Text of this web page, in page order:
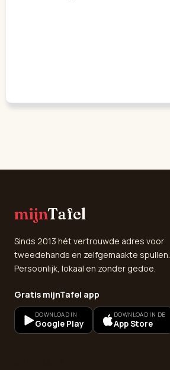
mijnTafel
Sinds 2013 hét vertrouwde adres voor
tweedehands en zelfgemaakte spullen.
Persoonlijk, lokaal en zonder gedoe.
Gratis mijnTafel app
DOWNLOAD IN
Google Play
DOWNLOAD IN DE
App Store